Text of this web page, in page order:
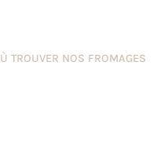
TROUVER NOS FROMAGES